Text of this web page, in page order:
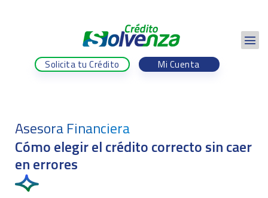
Solicita tu Crédito Mi Cuenta
Asesora Financiera
Cómo elegir el crédito correcto sin caer
en errores